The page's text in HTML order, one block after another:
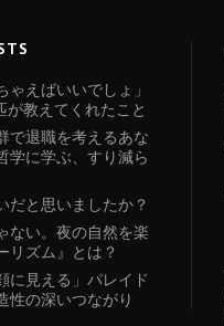
ゃえばいいでしょ」
教えてくれたこと
で退職を考えるあな
学に学ぶ、すり減ら
だと思いましたか？
ない。夜の自然を楽
リズム』とは？
に見える」パレイド
性の深いつながり